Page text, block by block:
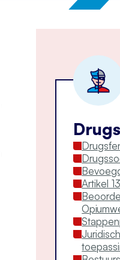
Artikel